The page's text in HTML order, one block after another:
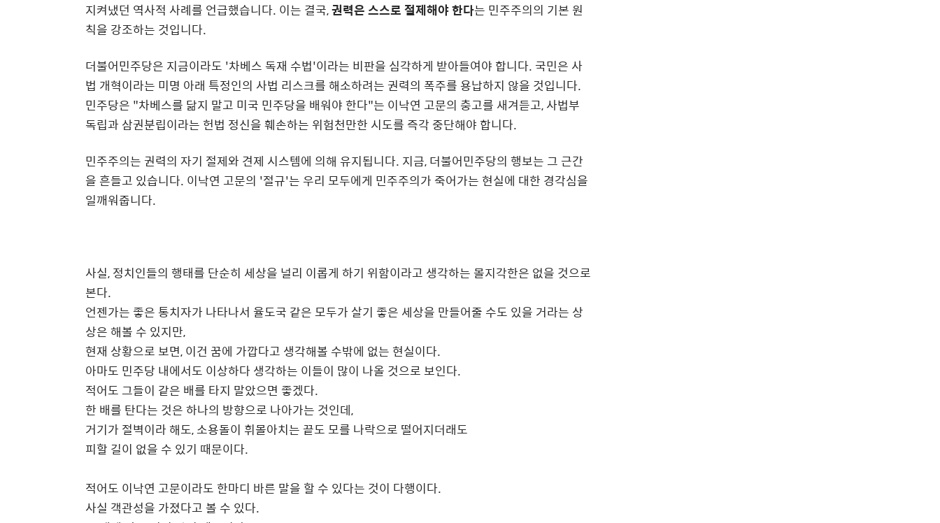
지켜냈던 역사적 사례를 언급했습니다. 이는 결국,권력은 스스로 절제해야 한다는 민주주의의 기본 원
칙을 강조하는 것입니다.
더불어민주당은 지금이라도 '차베스 독재 수법'이라는 비판을 심각하게 받아들여야 합니다. 국민은 사
법 개혁이라는 미명 아래 특정인의 사법 리스크를 해소하려는 권력의 폭주를 용납하지 않을 것입니다.
민주당은 "차베스를 닮지 말고 미국 민주당을 배워야 한다"는 이낙연 고문의 충고를 새겨듣고, 사법부
독립과 삼권분립이라는 헌법 정신을 훼손하는 위험천만한 시도를 즉각 중단해야 합니다.
민주주의는 권력의 자기 절제와 견제 시스템에 의해 유지됩니다. 지금, 더불어민주당의 행보는 그 근간
을 흔들고 있습니다. 이낙연 고문의 '절규'는 우리 모두에게 민주주의가 죽어가는 현실에 대한 경각심을
일깨워줍니다.
사실, 정치인들의 행태를 단순히 세상을 널리 이롭게 하기 위함이라고 생각하는 몰지각한은 없을 것으로
본다.
언젠가는 좋은 통치자가 나타나서 율도국 같은 모두가 살기 좋은 세상을 만들어줄 수도 있을 거라는 상
상은 해볼 수 있지만,
현재 상황으로 보면, 이건 꿈에 가깝다고 생각해볼 수밖에 없는 현실이다.
아마도 민주당 내에서도 이상하다 생각하는 이들이 많이 나올 것으로 보인다.
적어도 그들이 같은 배를 타지 말았으면 좋겠다.
한 배를 탄다는 것은 하나의 방향으로 나아가는 것인데,
거기가 절벽이라 해도, 소용돌이 휘몰아치는 끝도 모를 나락으로 떨어지더래도
피할 길이 없을 수 있기 때문이다.
적어도 이낙연 고문이라도 한마디 바른 말을 할 수 있다는 것이 다행이다.
사실 객관성을 가졌다고 볼 수 있다.